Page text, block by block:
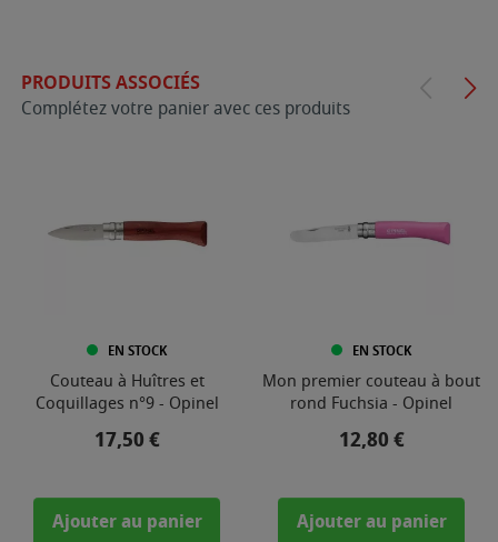
PRODUITS ASSOCIÉS
Complétez votre panier avec ces produits
EN STOCK
Couteau à Huîtres et
Coquillages n°9 - Opinel
Prix
17,50 €
Ajouter au panier
EN STOCK
Mon premier couteau à bout
rond Fuchsia - Opinel
Prix
12,80 €
Ajouter au panier